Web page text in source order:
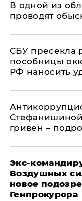
В одной из
проводят
СБУ пресекла
пособницы
РФ наносить
Стефанишиной
гривен –
Экс-
Воздушных
новое
Генпрокурора